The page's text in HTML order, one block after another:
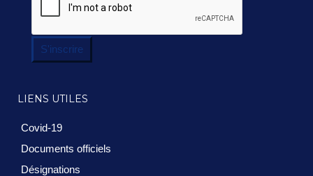
S'inscrire
LIENS UTILES
Covid-19
Documents officiels
Désignations